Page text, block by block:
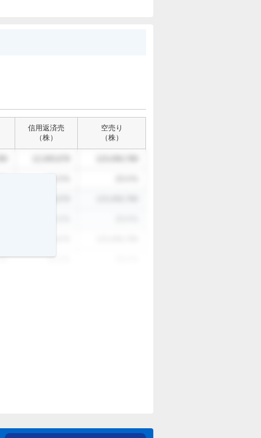
信用返済売
（株）
空売り
（株）
% 12.3